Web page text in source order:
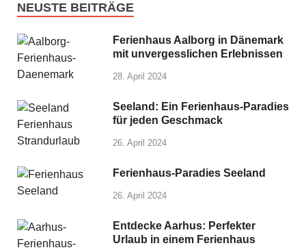
NEUSTE BEITRÄGE
Ferienhaus Aalborg in Dänemark
mit unvergesslichen Erlebnissen
28. April 2024
Seeland: Ein Ferienhaus-Paradies
für jeden Geschmack
26. April 2024
Ferienhaus-Paradies Seeland
26. April 2024
Entdecke Aarhus: Perfekter
Urlaub in einem Ferienhaus